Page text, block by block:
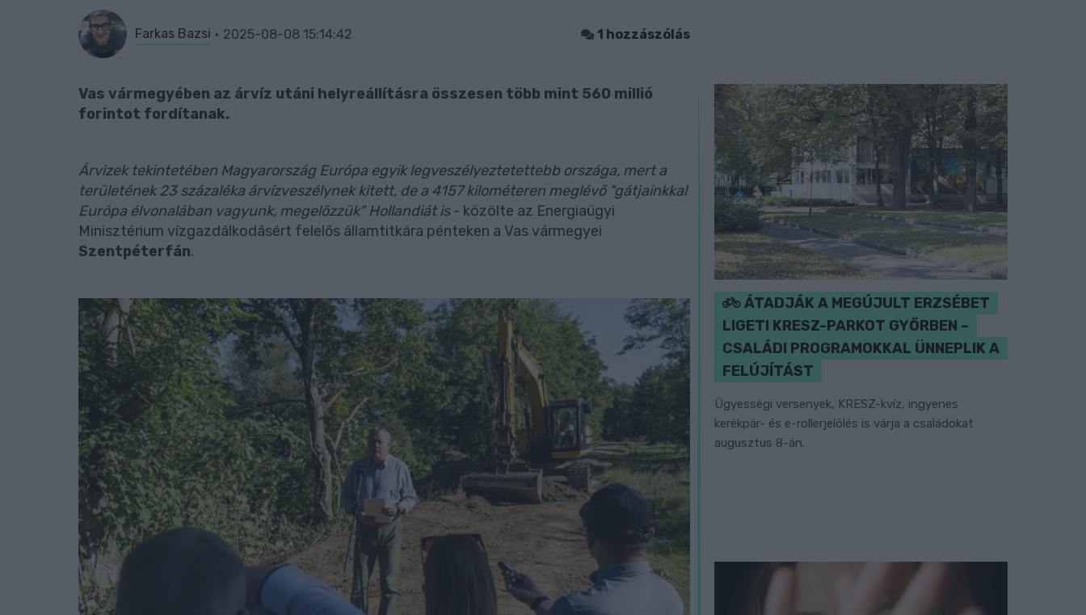
Farkas Bazsi 2025-08-08 15:14:42 1 hozzászólás
Vas vármegyében az árvíz utáni helyreállításra összesen több mint 560 millió
forintot fordítanak.
Árvizek tekintetében Magyarország Európa egyik legveszélyeztetettebb országa, mert a
területének 23 százaléka árvízveszélynek kitett, de a 4157 kilométeren meglévő "gátjainkkal
Európa élvonalában vagyunk, megelőzzük" Hollandiát is- közölte az Energiaügyi
Minisztérium vízgazdálkodásért felelős államtitkára pénteken a Vas vármegyei
Szentpéterfán.
ÁTADJÁK A MEGÚJULT ERZSÉBET
LIGETI KRESZ-PARKOT GYŐRBEN –
CSALÁDI PROGRAMOKKAL ÜNNEPLIK A
FELÚJÍTÁST
Ügyességi versenyek, KRESZ-kvíz, ingyenes
kerékpár- és e-rollerjelölés is várja a családokat
augusztus 8-án.